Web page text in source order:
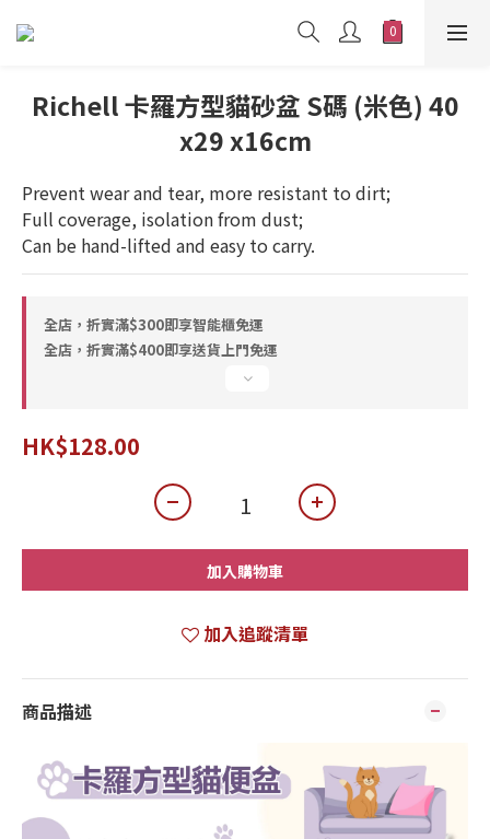
Richell 卡羅方型貓砂盆 S碼 (米色) 40
x29 x16cm
Prevent wear and tear, more resistant to dirt;
Full coverage, isolation from dust;
Can be hand-lifted and easy to carry.
全店，折實滿$300即享智能櫃免運
全店，折實滿$400即享送貨上門免運
HK$128.00
加入購物車
加入追蹤清單
商品描述